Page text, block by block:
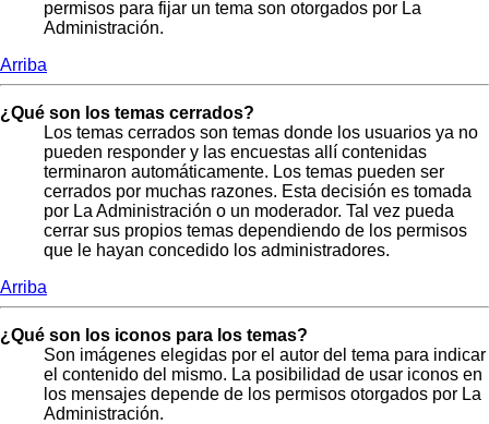
permisos para fijar un tema son otorgados por La
Administración.
Arriba
¿Qué son los temas cerrados?
Los temas cerrados son temas donde los usuarios ya no
pueden responder y las encuestas allí contenidas
terminaron automáticamente. Los temas pueden ser
cerrados por muchas razones. Esta decisión es tomada
por La Administración o un moderador. Tal vez pueda
cerrar sus propios temas dependiendo de los permisos
que le hayan concedido los administradores.
Arriba
¿Qué son los iconos para los temas?
Son imágenes elegidas por el autor del tema para indicar
el contenido del mismo. La posibilidad de usar iconos en
los mensajes depende de los permisos otorgados por La
Administración.